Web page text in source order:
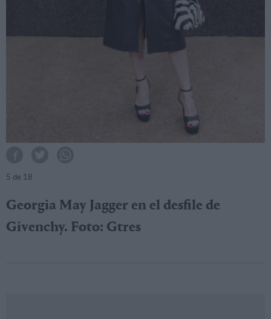
5 de 18
Georgia May Jagger en el desfile de
Givenchy. Foto: Gtres